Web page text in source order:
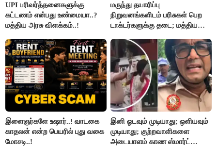
UPI பரிவர்த்தனைகளுக்கு
கட்டணம் என்பது உண்மையா..?
மத்திய அரசு விளக்கம்..!
மருந்து தயாரிப்பு
நிறுவனங்களிடம் பரிசுகள் பெற
டாக்டர்களுக்கு தடை; மத்திய
இளைஞர்களே உஷார்..! வாடகை
காதலன் என்ற பெயரில் புது வகை
மோசடி..!
இனி ஓடவும் முடியாது; ஒளியவும்
முடியாது; குற்றவாளிகளை
அடையாளம் காண ஸ்மார்ட்